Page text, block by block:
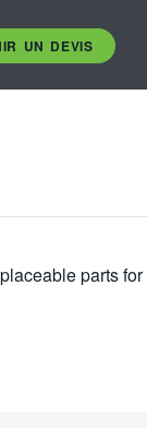
UN DEVIS
parts